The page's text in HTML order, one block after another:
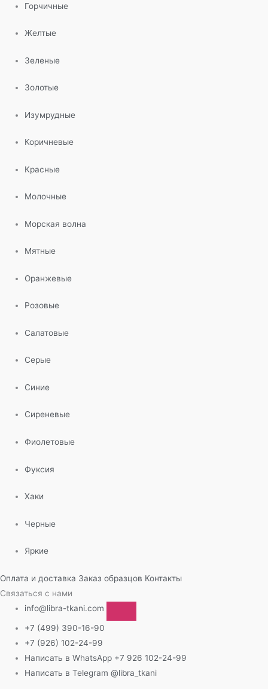
Горчичные
Желтые
Зеленые
Золотые
Изумрудные
Коричневые
Красные
Молочные
Морская волна
Мятные
Оранжевые
Розовые
Салатовые
Серые
Синие
Сиреневые
Фиолетовые
Фуксия
Хаки
Черные
Яркие
Оплата и доставка Заказ образцов Контакты
Связаться с нами
info@libra-tkani.com
+7 (499) 390-16-90
+7 (926) 102-24-99
Написать в WhatsApp +7 926 102-24-99
Написать в Telegram @libra_tkani